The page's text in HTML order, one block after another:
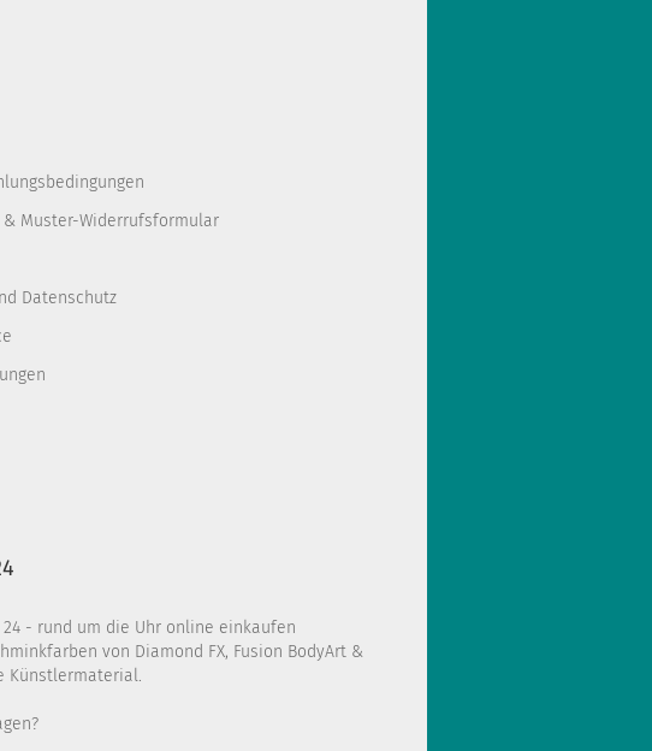
Muster-Widerrufsformular
Datenschutz
- rund um die Uhr online einkaufen
von Diamond FX, Fusion BodyArt &
Künstlermaterial.